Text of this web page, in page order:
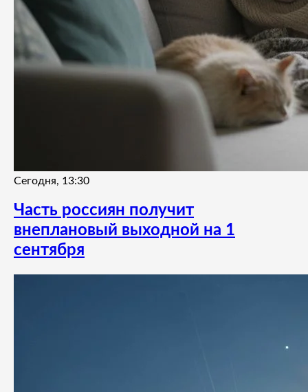
Сегодня, 13:30
Часть россиян получит
внеплановый выходной на 1
сентября